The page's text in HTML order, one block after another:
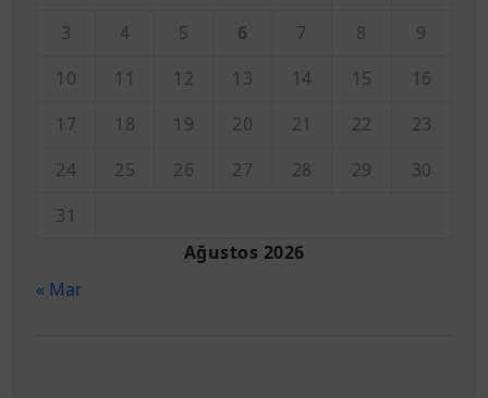
Ağustos 2026
3
4 5 6 7 8
9
10
11 12 13 14 15
16
17
18 19 20 21 22
23
24
25 26 27 28 29
30
31
« Mar